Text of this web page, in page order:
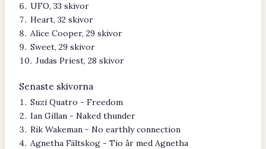
UFO, 33 skivor
Heart, 32 skivor
Alice Cooper, 29 skivor
Sweet, 29 skivor
Judas Priest, 28 skivor
Senaste skivorna
Suzi Quatro - Freedom
Ian Gillan - Naked thunder
Rik Wakeman - No earthly connection
Agnetha Fältskog - Tio år med Agnetha